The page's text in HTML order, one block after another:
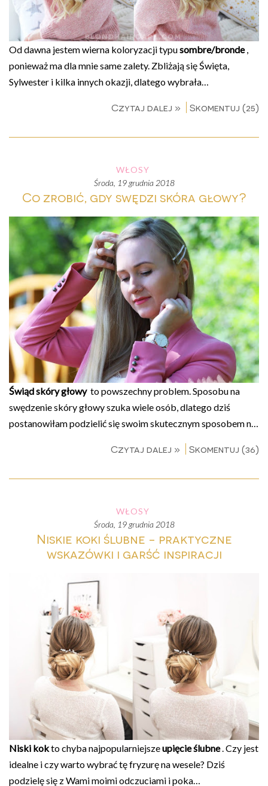
Od dawna jestem wierna koloryzacji typusombre/bronde,
ponieważ ma dla mnie same zalety. Zbliżają się Święta,
Sylwester i kilka innych okazji, dlatego wybrała…
Czytaj dalej » Skomentuj (25)
WŁOSY
środa, 19 grudnia 2018
Co zrobić, gdy swędzi skóra głowy?
Świąd skóry głowyto powszechny problem. Sposobu na
swędzenie skóry głowy szuka wiele osób, dlatego dziś
postanowiłam podzielić się swoim skutecznym sposobem n…
Czytaj dalej » Skomentuj (36)
WŁOSY
środa, 19 grudnia 2018
Niskie koki ślubne - praktyczne
wskazówki i garść inspiracji
Niski kokto chyba najpopularniejszeupięcie ślubne. Czy jest
idealne i czy warto wybrać tę fryzurę na wesele? Dziś
podzielę się z Wami moimi odczuciami i poka…